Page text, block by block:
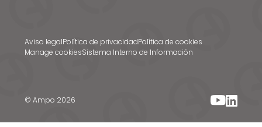
© Ampo 2026
Aviso legalPolítica de privacidadPolítica de cookies
Manage cookiesSistema Interno de Información